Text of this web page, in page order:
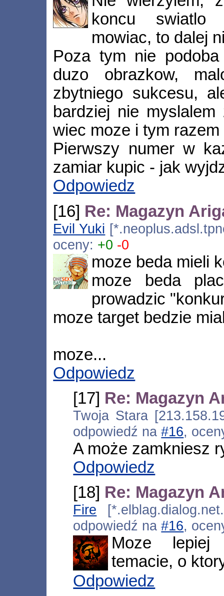
koncu
mowiac, to dalej
Poza tym nie
duzo obrazkow,
zbytniego sukcesu,
bardziej nie
wiec moze i tym
Pierwszy numer w
zamiar kupic - jak
Odpowiedz
[16] Re: Magazyn
Evil Yuki
oceny: +0 -0
moze beda mieli
moze beda
prowadzic
moze target bedzie
moze...
Odpowiedz
[17] Re: Magazyn
Twoja Stara
odpowiedź na#16,
A może zamkniesz
Odpowiedz
[18] Re: Magazyn
Fire
odpowiedź na#16,
Moze
temacie, o
Odpowiedz